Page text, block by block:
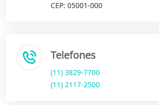
CEP: 05001-000
Telefones
(11) 3829-7700
(11) 2117-2500